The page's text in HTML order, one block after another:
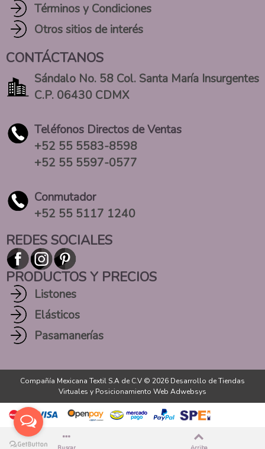
Términos y Condiciones
Otros sitios de interés
CONTÁCTANOS
Sándalo No. 58 Col. Santa María Insurgentes
C.P. 06430 CDMX
Teléfonos Directos de Ventas
+52 55 5583-8598
+52 55 5597-0577
Conmutador
+52 55 5117 1240
REDES SOCIALES
PRODUCTOS Y PRECIOS
Listones
Elásticos
Pasamanerías
Compañía Mexicana Textil S.A de C.V © 2026 Desarrollo de Tiendas
Virtuales y Posicionamiento Web Adwebsys